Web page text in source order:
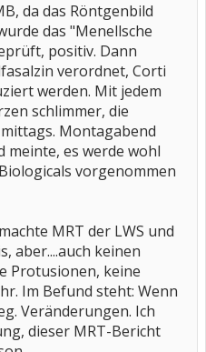
da das Röntgenbild
das "Menellsche
positiv. Dann
verordnet, Corti
werden. Mit jedem
schlimmer, die
Montagabend
meinte, es werde wohl
vorgenommen
MRT der LWS und
aber....auch keinen
Protusionen, keine
Im Befund steht: Wenn
Veränderungen. Ich
dieser MRT-Bericht